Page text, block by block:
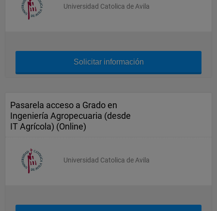
Universidad Catolica de Avila
Solicitar información
Pasarela acceso a Grado en
Ingeniería Agropecuaria (desde
IT Agrícola) (Online)
Universidad Catolica de Avila